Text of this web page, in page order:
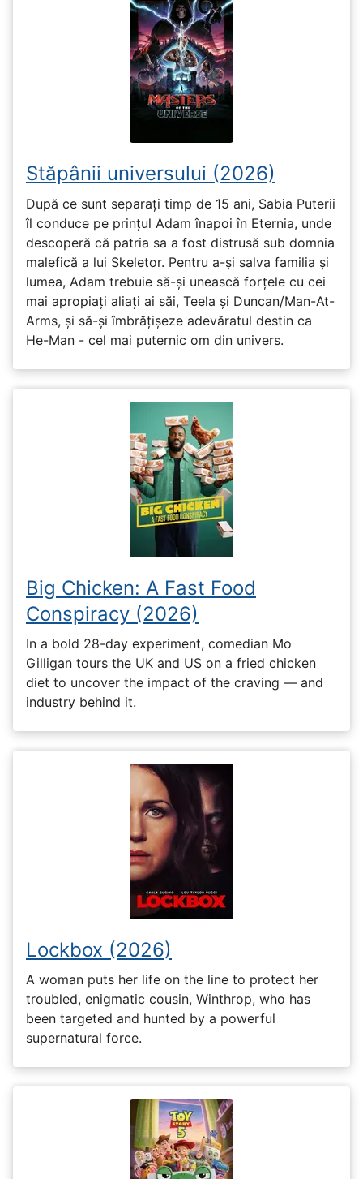
Stăpânii universului (2026)
După ce sunt separați timp de 15 ani, Sabia Puterii
îl conduce pe prințul Adam înapoi în Eternia, unde
descoperă că patria sa a fost distrusă sub domnia
malefică a lui Skeletor. Pentru a-și salva familia și
lumea, Adam trebuie să-și unească forțele cu cei
mai apropiați aliați ai săi, Teela și Duncan/Man-At-
Arms, și să-și îmbrățișeze adevăratul destin ca
He-Man - cel mai puternic om din univers.
Big Chicken: A Fast Food
Conspiracy (2026)
In a bold 28-day experiment, comedian Mo
Gilligan tours the UK and US on a fried chicken
diet to uncover the impact of the craving — and
industry behind it.
Lockbox (2026)
A woman puts her life on the line to protect her
troubled, enigmatic cousin, Winthrop, who has
been targeted and hunted by a powerful
supernatural force.